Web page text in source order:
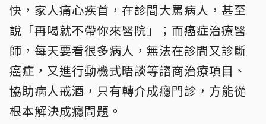
快，家人痛心疾首，在診間大罵病人，甚至
說「再喝就不帶你來醫院」；而癌症治療醫
師，每天要看很多病人，無法在診間又診斷
癌症，又進行動機式晤談等諮商治療項目、
協助病人戒酒，只有轉介成癮門診，方能從
根本解決成癮問題。